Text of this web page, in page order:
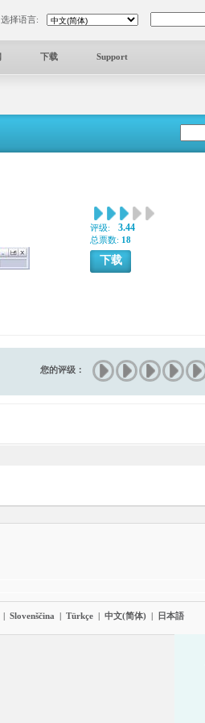
选择语言:
下载 Support
评级: 3.44
总票数: 18
下载
您的评级：
| Slovenščina | Türkçe | 中文(简体) | 日本語